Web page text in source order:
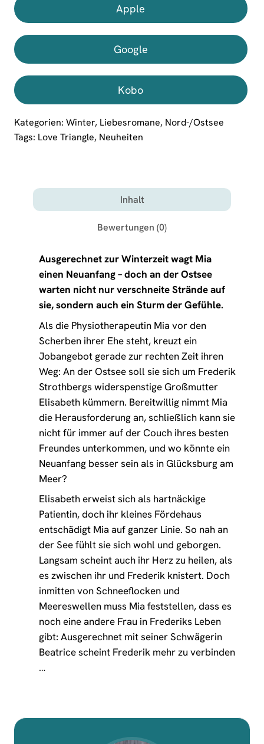
Apple
Google
Kobo
Kategorien: Winter, Liebesromane, Nord-/Ostsee
Tags: Love Triangle, Neuheiten
Inhalt
Bewertungen (0)
Ausgerechnet zur Winterzeit wagt Mia
einen Neuanfang – doch an der Ostsee
warten nicht nur verschneite Strände auf
sie, sondern auch ein Sturm der Gefühle.
Als die Physiotherapeutin Mia vor den
Scherben ihrer Ehe steht, kreuzt ein
Jobangebot gerade zur rechten Zeit ihren
Weg: An der Ostsee soll sie sich um Frederik
Strothbergs widerspenstige Großmutter
Elisabeth kümmern. Bereitwillig nimmt Mia
die Herausforderung an, schließlich kann sie
nicht für immer auf der Couch ihres besten
Freundes unterkommen, und wo könnte ein
Neuanfang besser sein als in Glücksburg am
Meer?
Elisabeth erweist sich als hartnäckige
Patientin, doch ihr kleines Fördehaus
entschädigt Mia auf ganzer Linie. So nah an
der See fühlt sie sich wohl und geborgen.
Langsam scheint auch ihr Herz zu heilen, als
es zwischen ihr und Frederik knistert. Doch
inmitten von Schneeflocken und
Meereswellen muss Mia feststellen, dass es
noch eine andere Frau in Frederiks Leben
gibt: Ausgerechnet mit seiner Schwägerin
Beatrice scheint Frederik mehr zu verbinden
…